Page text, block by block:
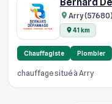
Arry
41 km
Chauffagiste Plombier
chauffage situé à Arry